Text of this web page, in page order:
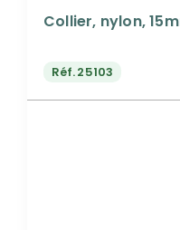
Collier, nylon,
Réf.25103